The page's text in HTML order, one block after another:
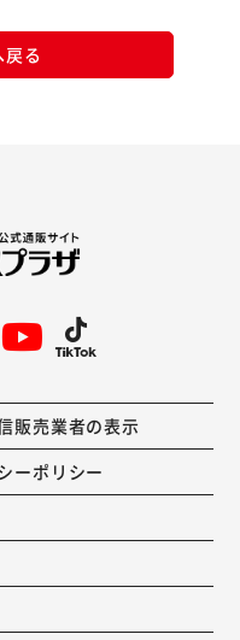
る
販売業者の表示
ーポリシー